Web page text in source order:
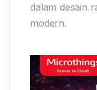
dalam desain
modern.